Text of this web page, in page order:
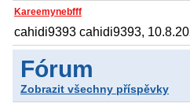
Kareemynebfff
cahidi9393 cahidi9393,
Fórum
Zobrazit všechny příspěvky